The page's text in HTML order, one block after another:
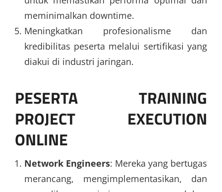
meminimalkan downtime.
Meningkatkan profesionalisme dan
kredibilitas peserta melalui sertifikasi yang
diakui di industri jaringan.
PESERTA TRAINING
PROJECT EXECUTION
ONLINE
Network Engineers: Mereka yang bertugas
merancang, mengimplementasikan, dan